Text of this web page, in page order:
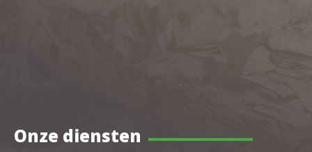
Onze diensten